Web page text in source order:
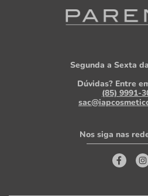
Segunda a Sexta
Dúvidas? Entre
(85) 9991-
Nos siga nas